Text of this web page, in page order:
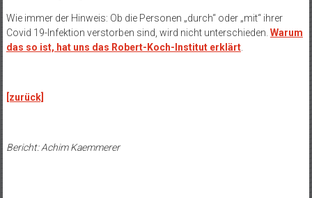
Wie immer der Hinweis: Ob die Personen „durch“ oder „mit“ ihrer
Covid 19-Infektion verstorben sind, wird nicht unterschieden. Warum
das so ist, hat uns das Robert-Koch-Institut erklärt.
[zurück]
Bericht: Achim Kaemmerer